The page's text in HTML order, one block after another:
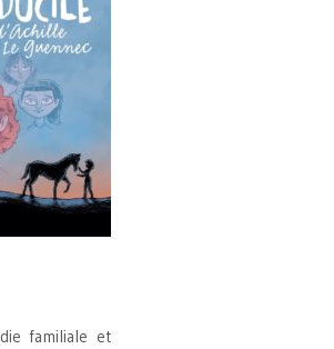
familiale et